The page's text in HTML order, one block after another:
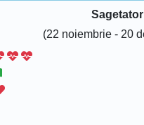
Sagetator
(22 noiembrie - 20